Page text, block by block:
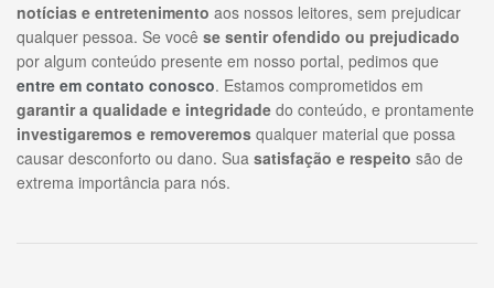
notícias e entretenimento aos nossos leitores, sem prejudicar
qualquer pessoa. Se você se sentir ofendido ou prejudicado
por algum conteúdo presente em nosso portal, pedimos que
entre em contato conosco. Estamos comprometidos em
garantir a qualidade e integridade do conteúdo, e prontamente
investigaremos e removeremos qualquer material que possa
causar desconforto ou dano. Sua satisfação e respeito são de
extrema importância para nós.